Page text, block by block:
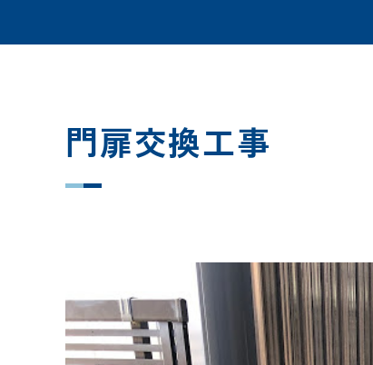
門扉交換工事